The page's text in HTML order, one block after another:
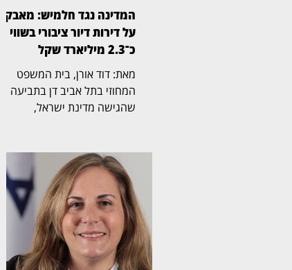
המדינה נגד חלמיש: מאבק
על דירות דיור ציבורי בשווי
כ־2.3 מיליארד שקל
מאת: דוד אורן, בית המשפט
המחוזי בתל אביב דן בתביעה
שהגישה מדינת ישראל,
הממשלתית־עירונית לדיור,
לשיקום ולהתחדשות שכונות בתל
אביב־יפו. התיק הובא בפני
השופטת הדסה אסיף (בצילום),
ובמרכזו מחלוקת על זכויות
הבעלות ב־1,314 דירות דיור
ציבורי. לטענת המדינה, הדירות